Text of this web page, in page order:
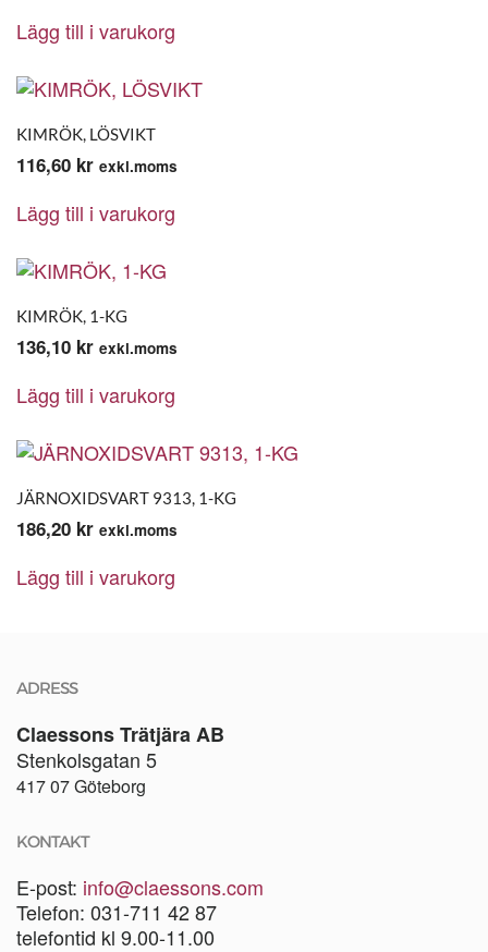
Lägg till i varukorg
KIMRÖK, LÖSVIKT
116,60 kr exkl.moms
Lägg till i varukorg
KIMRÖK, 1-KG
136,10 kr exkl.moms
Lägg till i varukorg
JÄRNOXIDSVART 9313, 1-KG
186,20 kr exkl.moms
Lägg till i varukorg
ADRESS
Claessons Trätjära AB
Stenkolsgatan 5
417 07 Göteborg
KONTAKT
E-post: info@claessons.com
Telefon: 031-711 42 87
telefontid kl 9.00-11.00